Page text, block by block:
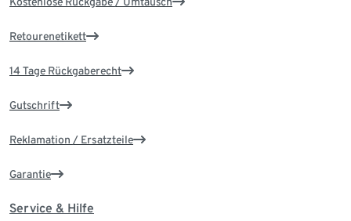
Retourenetikett
14 Tage Rückgaberecht
Gutschrift
Reklamation / Ersatzteile
Garantie
Service & Hilfe